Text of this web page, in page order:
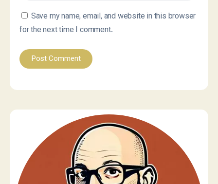
Save my name, email, and website in this browser
for the next time I comment.